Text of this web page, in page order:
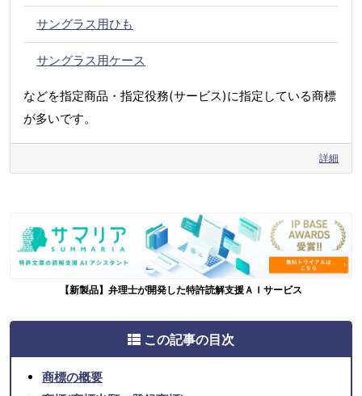
サングラス用ひも
サングラス用ケース
などを指定商品・指定役務(サービス)に指定している商標
が多いです。
詳細
【新製品】弁理士が開発した特許読解支援ＡＩサービス
この記事の目次
商標の概要